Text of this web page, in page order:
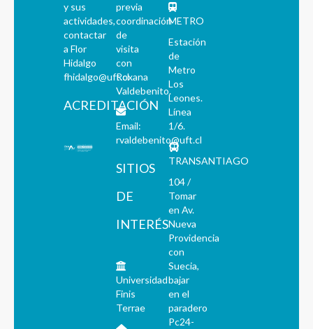
y sus
actividades,
contactar
a Flor
Hidalgo
fhidalgo@uft.cl
ACREDITACIÓN
previa
coordinación
de
visita
con
Roxana
Valdebenito.
Email:
rvaldebenito@uft.cl
SITIOS
DE
INTERÉS
Universidad
Finis
Terrae
METRO
Estación
de
Metro
Los
Leones.
Línea
1/6.
TRANSANTIAGO
104 /
Tomar
en Av.
Nueva
Providencia
con
Suecia,
bajar
en el
paradero
Pc24-